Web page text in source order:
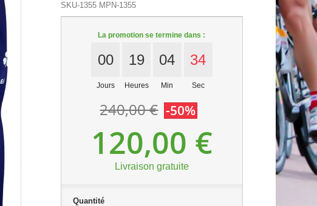
SKU-1355 MPN-1355
La promotion se termine dans :
00
Jours
19
Heures
04
Min
33
Sec
240,00 € -50%
120,00 €
Livraison gratuite
Quantité